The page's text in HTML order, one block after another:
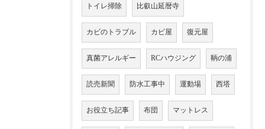
トイレ掃除 比叡山延暦寺
カビのトラブル カビ屋 復元屋
真菌アレルギー RCハウジング 鞆の浦
読売新聞 防水工事中 運動場 西塔
お役立ち記事 布団 マットレス